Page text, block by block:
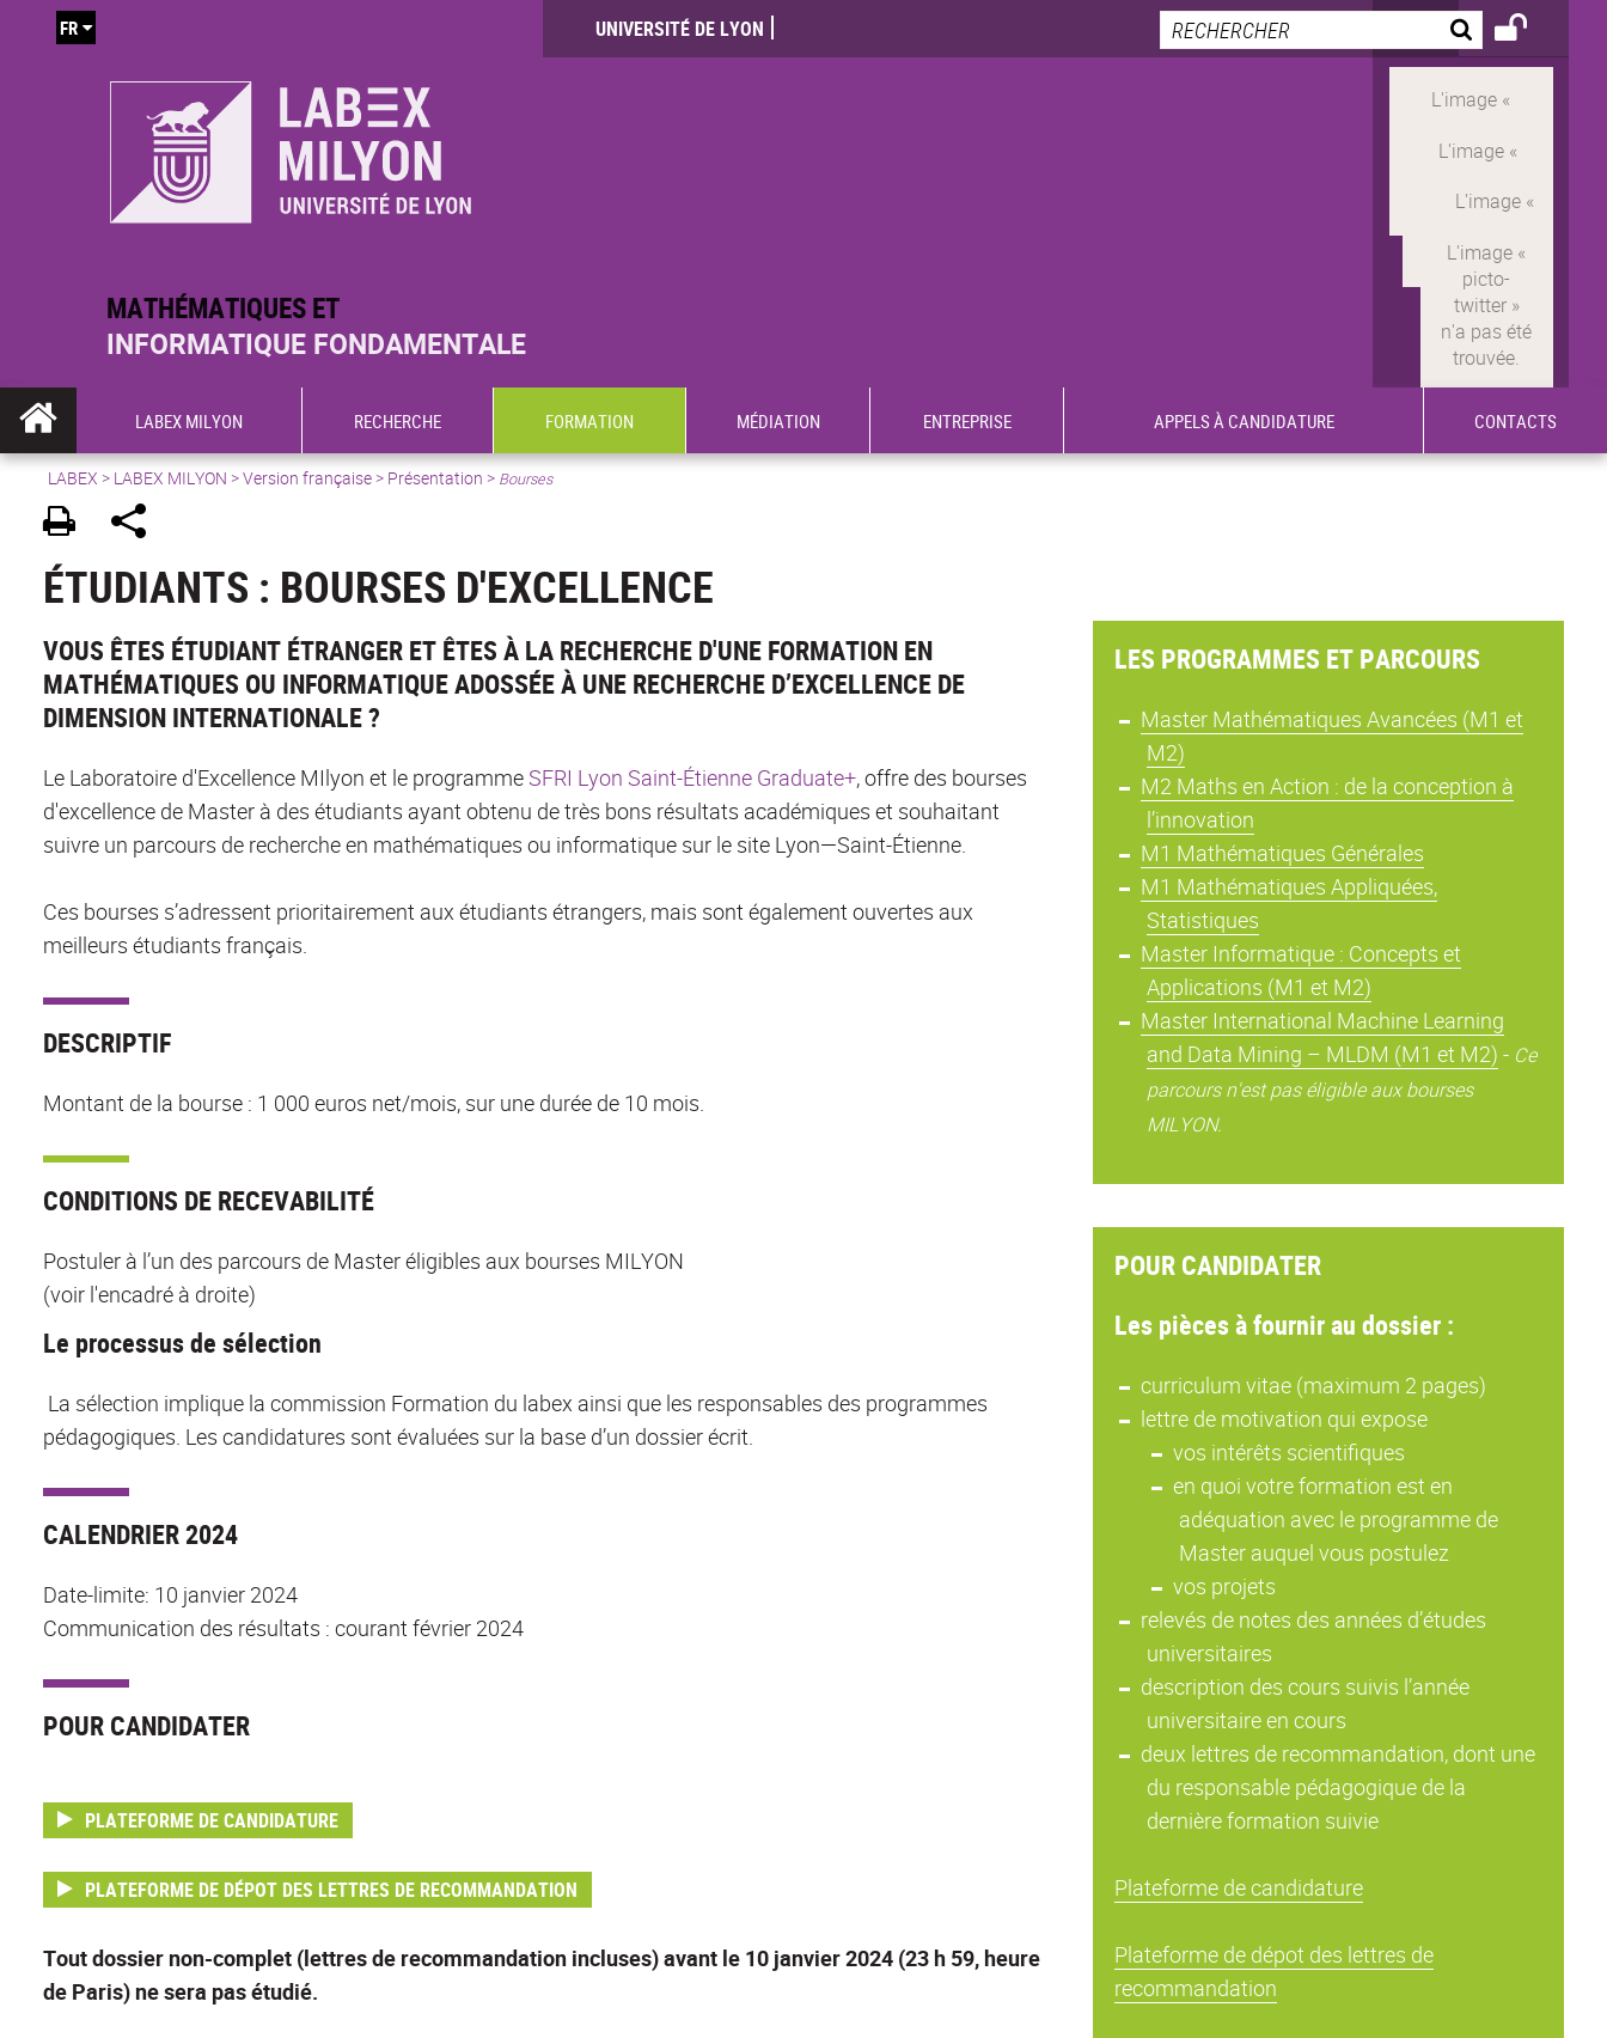
MATHÉMATIQUES ET
INFORMATIQUE FONDAMENTALE
UNIVERSITÉ DE LYON
FR
LABEX MILYON RECHERCHE FORMATION MÉDIATION ENTREPRISE APPELS À CANDIDATURE CONTACTS
LABEX > LABEX MILYON >Version française> Présentation > Bourses
ÉTUDIANTS : BOURSES D'EXCELLENCE
VOUS ÊTES ÉTUDIANT ÉTRANGER ET ÊTES À LA RECHERCHE D'UNE FORMATION EN
MATHÉMATIQUES OU INFORMATIQUE ADOSSÉE À UNE RECHERCHE D’EXCELLENCE DE
DIMENSION INTERNATIONALE ?
Le Laboratoire d'Excellence MIlyon et le programmeSFRI Lyon Saint-Étienne Graduate+, offre des bourses
d'excellence de Master à des étudiants ayant obtenu de très bons résultats académiques et souhaitant
suivre un parcours de recherche en mathématiques ou informatique sur le site Lyon—Saint-Étienne.
Ces bourses s’adressent prioritairement aux étudiants étrangers, mais sont également ouvertes aux
meilleurs étudiants français.
DESCRIPTIF
Montant de la bourse : 1 000 euros net/mois, sur une durée de 10 mois.
CONDITIONS DE RECEVABILITÉ
Postuler à l’un des parcours de Master éligibles aux bourses MILYON
(voir l'encadré à droite)
Le processus de sélection
La sélection implique la commission Formation du labex ainsi que les responsables des programmes
pédagogiques. Les candidatures sont évaluées sur la base d’un dossier écrit.
CALENDRIER 2024
Date-limite: 10 janvier 2024
Communication des résultats : courant février 2024
POUR CANDIDATER
PLATEFORME DE CANDIDATURE
PLATEFORME DE DÉPOT DES LETTRES DE RECOMMANDATION
Tout dossier non-complet (lettres de recommandation incluses) avant le 10 janvier 2024 (23 h 59, heure
de Paris) ne sera pas étudié.
LES PROGRAMMES ET PARCOURS
Master Mathématiques Avancées (M1 et
M2)
M2 Maths en Action : de la conception à
l’innovation
M1 Mathématiques Générales
M1 Mathématiques Appliquées,
Statistiques
Master Informatique : Concepts et
Applications (M1 et M2)
Master International Machine Learning
and Data Mining – MLDM (M1 et M2) - Ce
parcours n'est pas éligible aux bourses
MILYON.
POUR CANDIDATER
Les pièces à fournir au dossier :
curriculum vitae (maximum 2 pages)
lettre de motivation qui expose
vos intérêts scientifiques
en quoi votre formation est en
adéquation avec le programme de
Master auquel vous postulez
vos projets
relevés de notes des années d’études
universitaires
description des cours suivis l’année
universitaire en cours
deux lettres de recommandation, dont une
du responsable pédagogique de la
dernière formation suivie
Plateforme de candidature
Plateforme de dépot des lettres de
recommandation